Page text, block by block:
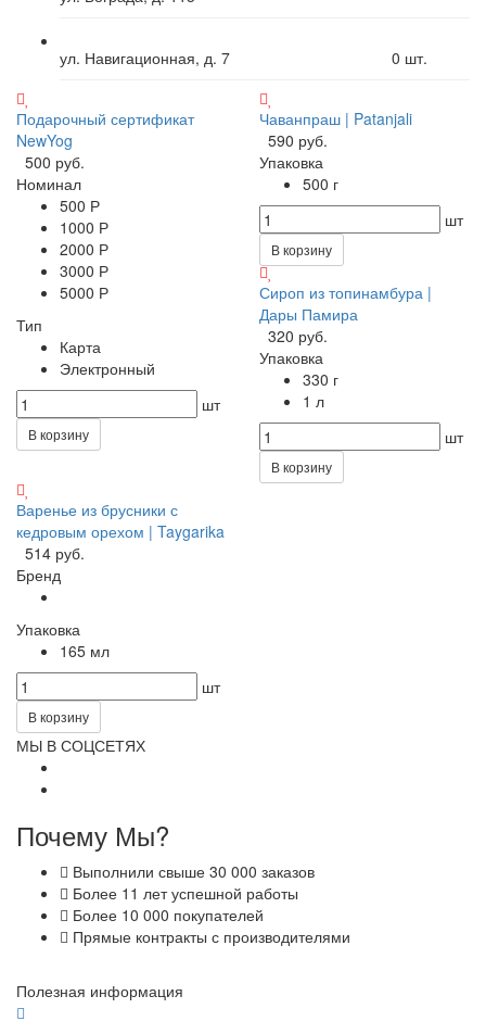
ул. Навигационная, д. 7 0 шт.
Подарочный сертификат
NewYog
500 руб.
Номинал
500 Р
1000 Р
2000 Р
3000 Р
5000 Р
Тип
Карта
Электронный
шт
В корзину
Чаванпраш | Patanjali
590 руб.
Упаковка
500 г
шт
В корзину
Сироп из топинамбура |
Дары Памира
320 руб.
Упаковка
330 г
1 л
шт
В корзину
Варенье из брусники с
кедровым орехом | Taygarika
514 руб.
Бренд
Упаковка
165 мл
шт
В корзину
МЫ В СОЦСЕТЯХ
Почему Мы?
Выполнили свыше 30 000 заказов
Более 11 лет успешной работы
Более 10 000 покупателей
Прямые контракты с производителями
Полезная информация